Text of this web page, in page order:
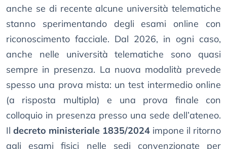
anche se di recente alcune università telematiche
stanno sperimentando degli esami online con
riconoscimento facciale. Dal 2026, in ogni caso,
anche nelle università telematiche sono quasi
sempre in presenza. La nuova modalità prevede
spesso una prova mista: un test intermedio online
(a risposta multipla) e una prova finale con
colloquio in presenza presso una sede dell’ateneo.
Il decreto ministeriale 1835/2024 impone il ritorno
agli esami fisici nelle sedi convenzionate per